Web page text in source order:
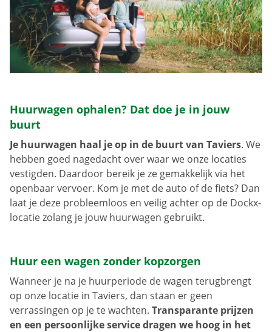
Huurwagen ophalen? Dat doe je in jouw
buurt
Je huurwagen haal je op in de buurt van Taviers. We
hebben goed nagedacht over waar we onze locaties
vestigden. Daardoor bereik je ze gemakkelijk via het
openbaar vervoer. Kom je met de auto of de fiets? Dan
laat je deze probleemloos en veilig achter op de Dockx-
locatie zolang je jouw huurwagen gebruikt.
Huur een wagen zonder kopzorgen
Wanneer je na je huurperiode de wagen terugbrengt
op onze locatie in Taviers, dan staan er geen
verrassingen op je te wachten. Transparante prijzen
en een persoonlijke service dragen we hoog in het